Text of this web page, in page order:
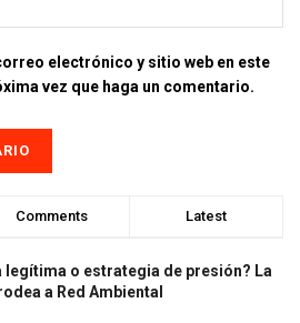
electrónico y sitio web en este
vez que haga un comentario.
Comments Latest
legítima o estrategia de presión? La
a Red Ambiental